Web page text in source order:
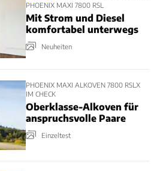
PHOENIX MAXI 7800 RSL
Mit Strom und Diesel
komfortabel unterwegs
Neuheiten
PHOENIX MAXI ALKOVEN 7800 RSLX
IM CHECK
Oberklasse-Alkoven für
anspruchsvolle Paare
Einzeltest